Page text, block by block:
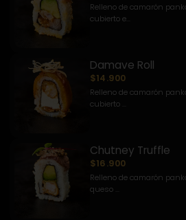
Relleno de camarón
cubierto e...
Damave Roll
$14.900
Relleno de camarón
cubierto ...
Chutney Truffle
$16.900
Relleno de camarón
queso ...